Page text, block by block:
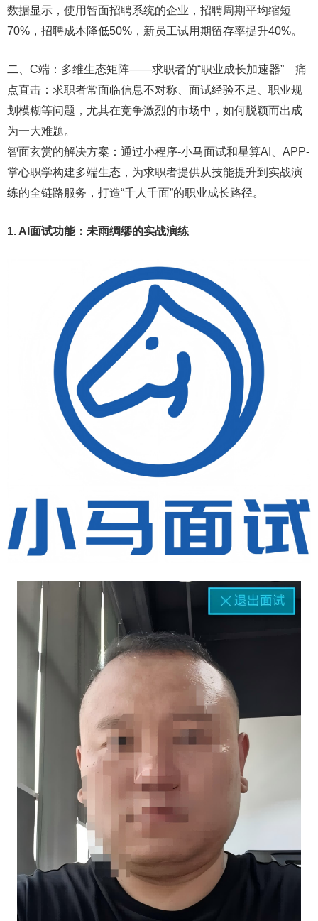
数据显示，使用智面招聘系统的企业，招聘周期平均缩短
70%，招聘成本降低50%，新员工试用期留存率提升40%。
二、C端：多维生态矩阵——求职者的“职业成长加速器” 痛
点直击：求职者常面临信息不对称、面试经验不足、职业规
划模糊等问题，尤其在竞争激烈的市场中，如何脱颖而出成
为一大难题。
智面玄赏的解决方案：通过小程序-小马面试和星算AI、APP-
掌心职学构建多端生态，为求职者提供从技能提升到实战演
练的全链路服务，打造“千人千面”的职业成长路径。
1. AI面试功能：未雨绸缪的实战演练